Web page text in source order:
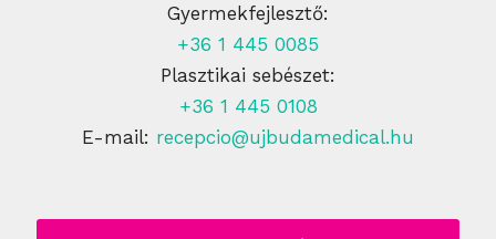
Gyermekfejlesztő:
+36 1 445 0085
Plasztikai sebészet:
+36 1 445 0108
E-mail: recepcio@ujbudamedical.hu